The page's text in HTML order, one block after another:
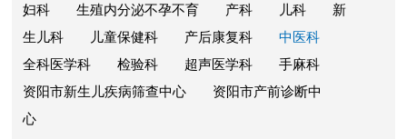
妇科
生殖内分泌不孕不育 产科 儿科
新
生儿科
儿童保健科 产后康复科
中医科
全科医学科
检验科 超声医学科
手麻科
资阳市新生儿疾病筛查中心
资阳市产前诊断中
心